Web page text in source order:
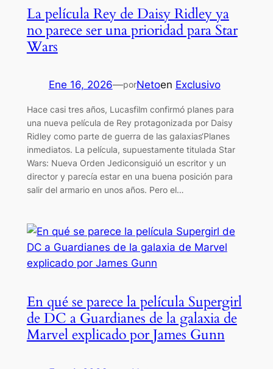
La película Rey de Daisy Ridley ya
no parece ser una prioridad para Star
Wars
Ene 16, 2026—porNetoen Exclusivo
Hace casi tres años, Lucasfilm confirmó planes para
una nueva película de Rey protagonizada por Daisy
Ridley como parte de guerra de las galaxias‘Planes
inmediatos. La película, supuestamente titulada Star
Wars: Nueva Orden Jediconsiguió un escritor y un
director y parecía estar en una buena posición para
salir del armario en unos años. Pero el…
En qué se parece la película Supergirl
de DC a Guardianes de la galaxia de
Marvel explicado por James Gunn